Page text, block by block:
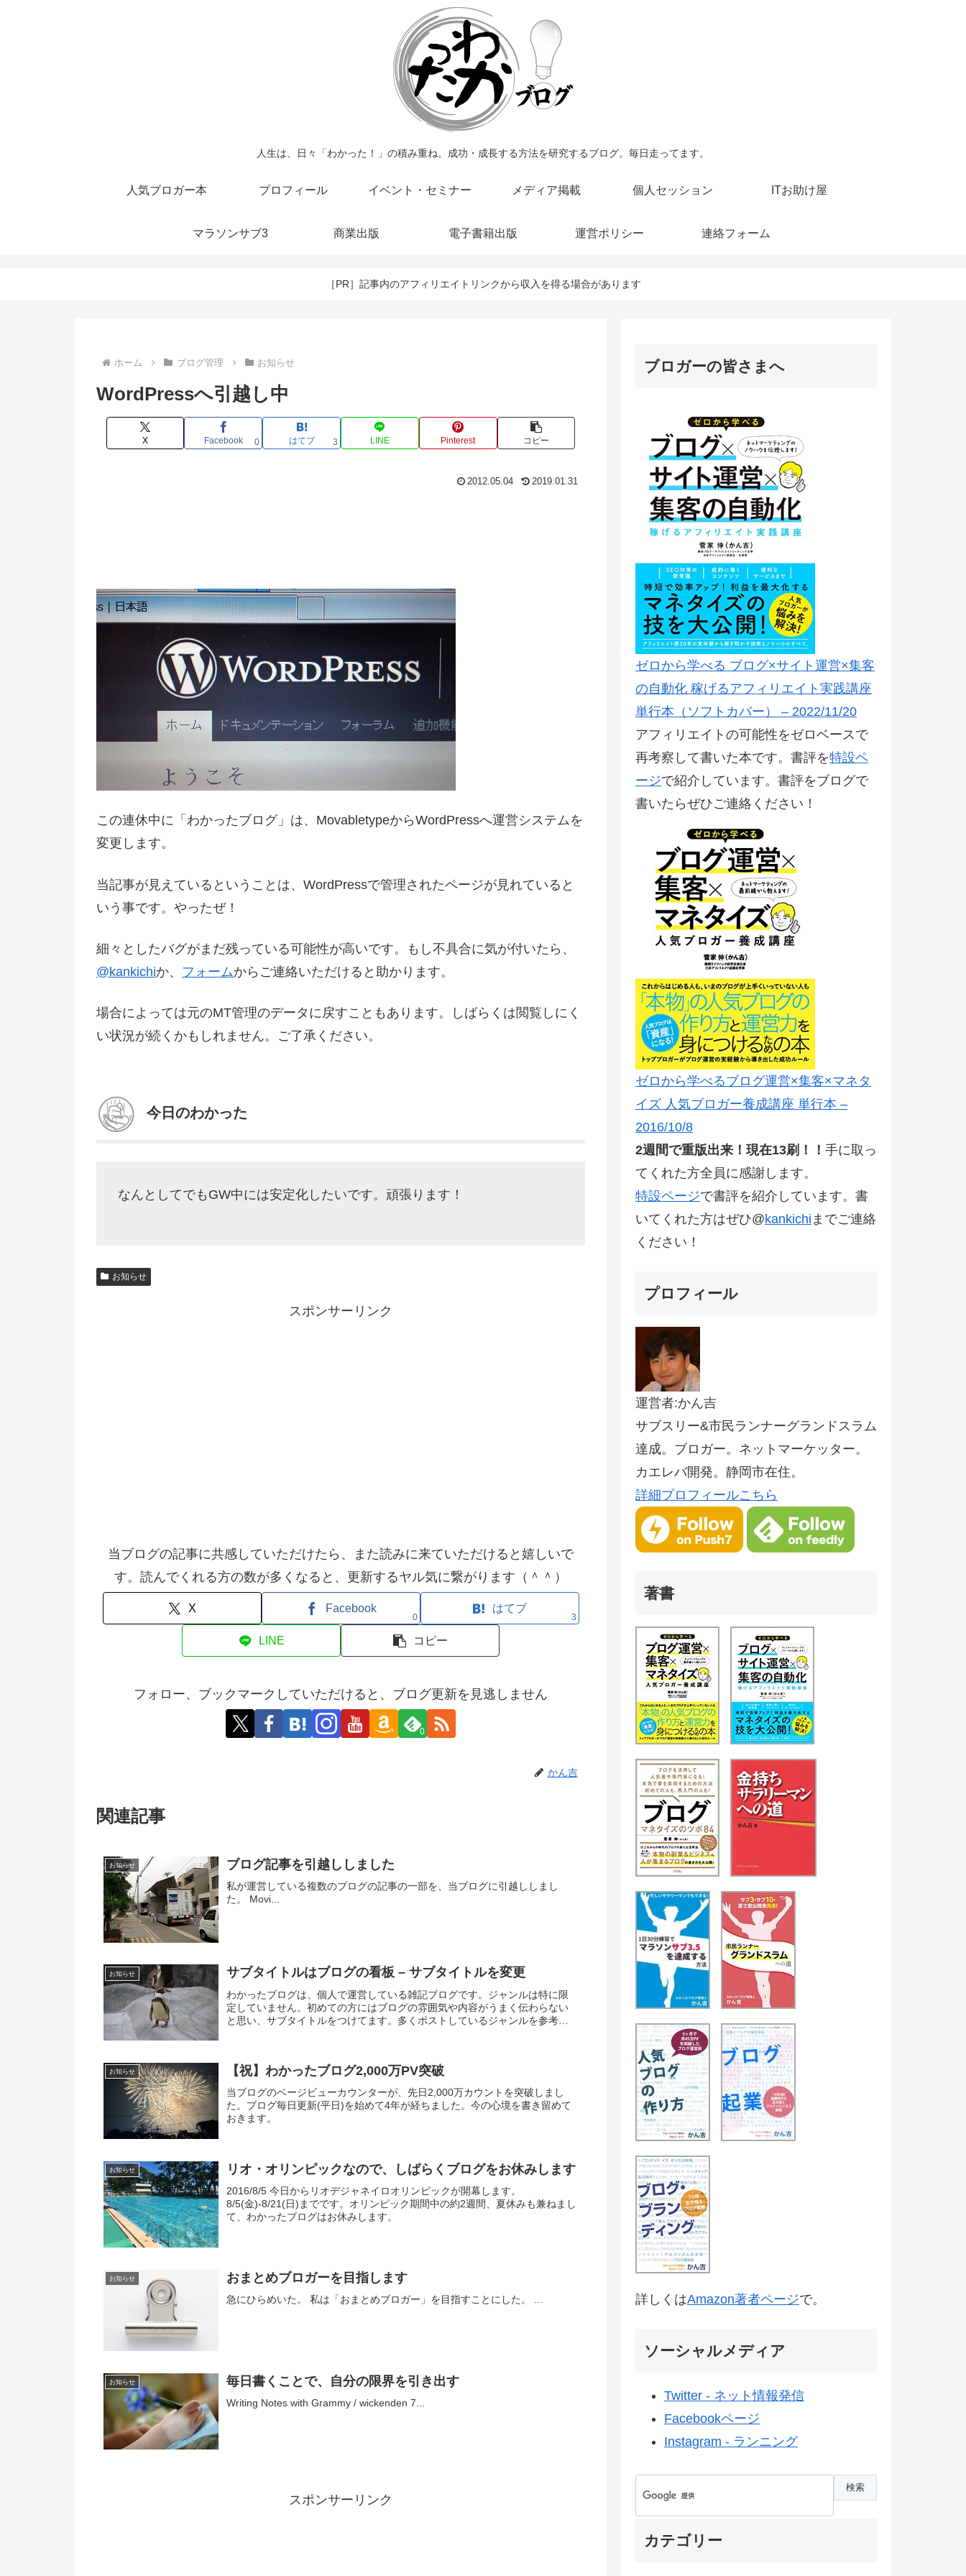
人生は、日々「わかった！」の積み重ね。成功・成長する方法を研究するブログ。毎日走ってます。
人気ブロガー本 プロフィール イベント・セミナー メディア掲載 個人セッション ITお助け屋
マラソンサブ3 商業出版 電子書籍出版 運営ポリシー 連絡フォーム
［PR］記事内のアフィリエイトリンクから収入を得る場合があります
ホーム ブログ管理 お知らせ
WordPressへ引越し中
X Facebook 0 はてブ 3 LINE Pinterest コピー
2012.05.04 2019.01.31
この連休中に「わかったブログ」は、MovabletypeからWordPressへ運営システムを
変更します。
当記事が見えているということは、WordPressで管理されたページが見れていると
いう事です。やったぜ！
細々としたバグがまだ残っている可能性が高いです。もし不具合に気が付いたら、
@kankichiか、 フォームからご連絡いただけると助かります。
場合によっては元のMT管理のデータに戻すこともあります。しばらくは閲覧しにく
い状況が続くかもしれません。ご了承ください。
今日のわかった
なんとしてでもGW中には安定化したいです。頑張ります！
お知らせ
スポンサーリンク
当ブログの記事に共感していただけたら、また読みに来ていただけると嬉しいで
す。読んでくれる方の数が多くなると、更新するヤル気に繋がります（＾＾）
X Facebook
0
はてブ
3
LINE コピー
フォロー、ブックマークしていただけると、ブログ更新を見逃しません
0
かん吉
関連記事
お知らせ ブログ記事を引越ししました
私が運営している複数のブログの記事の一部を、当ブログに引越ししまし
た。 Movi...
お知らせ サブタイトルはブログの看板 – サブタイトルを変更
わかったブログは、個人で運営している雑記ブログです。ジャンルは特に限
定していません。初めての方にはブログの雰囲気や内容がうまく伝わらない
と思い、サブタイトルをつけてます。多くポストしているジャンルを参考に
お知らせ 【祝】わかったブログ2,000万PV突破
当ブログのベージビューカウンターが、先日2,000万カウントを突破しまし
た。ブログ毎日更新(平日)を始めて4年が経ちました。今の心境を書き留めて
おきます。
お知らせ リオ・オリンピックなので、しばらくブログをお休みします
2016/8/5 今日からリオデジャネイロオリンピックが開幕します。
8/5(金)-8/21(日)までです。オリンピック期間中の約2週間、夏休みも兼ねまし
て、わかったブログはお休みします。
お知らせ おまとめブロガーを目指します
急にひらめいた。 私は「おまとめブロガー」を目指すことにした。 ...
お知らせ 毎日書くことで、自分の限界を引き出す
Writing Notes with Grammy / wickenden 7...
スポンサーリンク
ブロガーの皆さまへ
ゼロから学べる ブログ×サイト運営×集客
の自動化 稼げるアフィリエイト実践講座
単行本（ソフトカバー） – 2022/11/20
アフィリエイトの可能性をゼロベースで
再考察して書いた本です。書評を特設ペ
ージで紹介しています。書評をブログで
書いたらぜひご連絡ください！
ゼロから学べるブログ運営×集客×マネタ
イズ 人気ブロガー養成講座 単行本 –
2016/10/8
2週間で重版出来！現在13刷！！ 手に取っ
てくれた方全員に感謝します。
特設ページで書評を紹介しています。書
いてくれた方はぜひ@kankichi までご連絡
ください！
プロフィール
運営者:かん吉
サブスリー&市民ランナーグランドスラム
達成。ブロガー。ネットマーケッター。
カエレバ開発。静岡市在住。
詳細プロフィールこちら
著書
詳しくはAmazon著者ページで。
ソーシャルメディア
Twitter - ネット情報発信
Facebookページ
Instagram - ランニング
カテゴリー